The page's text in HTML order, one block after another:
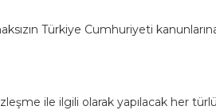
Türkiye Cumhuriyeti
ile ilgili olarak yapılacak her